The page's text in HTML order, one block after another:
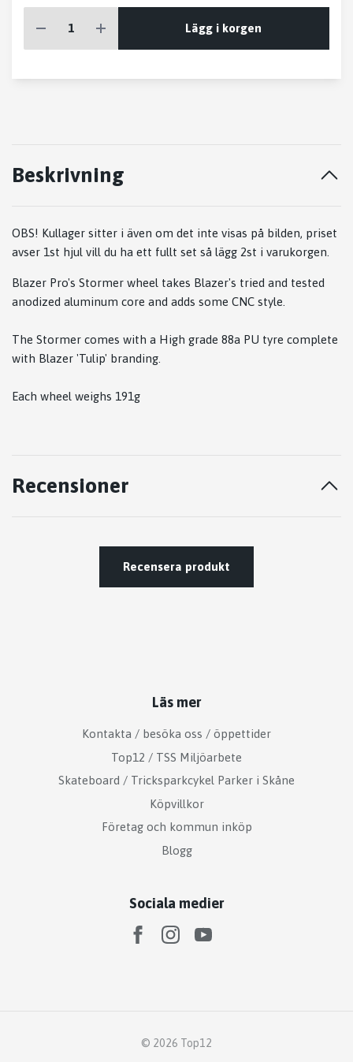
Lägg i korgen
Beskrivning
OBS! Kullager sitter i även om det inte visas på bilden, priset
avser 1st hjul vill du ha ett fullt set så lägg 2st i varukorgen.
Blazer Pro's Stormer wheel takes Blazer's tried and tested
anodized aluminum core and adds some CNC style.
The Stormer comes with a High grade 88a PU tyre complete
with Blazer 'Tulip' branding.
Each wheel weighs 191g
Recensioner
Recensera produkt
Läs mer
Kontakta / besöka oss / öppettider
Top12 / TSS Miljöarbete
Skateboard / Tricksparkcykel Parker i Skåne
Köpvillkor
Företag och kommun inköp
Blogg
Sociala medier
© 2026 Top12